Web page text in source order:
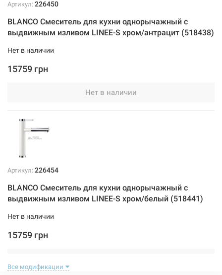
Артикул: 226450
BLANCO Смеситель для кухни однорычажный с
выдвижным изливом LINEE-S хром/антрацит (518438)
Нет в наличии
15759 грн
Нет в наличии
Артикул: 226454
BLANCO Смеситель для кухни однорычажный с
выдвижным изливом LINEE-S хром/белый (518441)
Нет в наличии
15759 грн
Все модификации